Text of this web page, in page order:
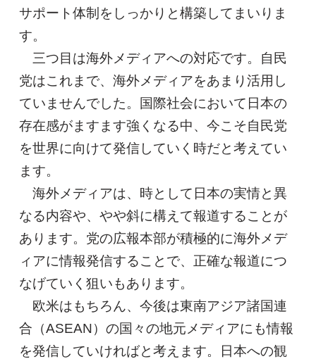
サポート体制をしっかりと構築してまいりま
す。
三つ目は海外メディアへの対応です。自民
党はこれまで、海外メディアをあまり活用し
ていませんでした。国際社会において日本の
存在感がますます強くなる中、今こそ自民党
を世界に向けて発信していく時だと考えてい
ます。
海外メディアは、時として日本の実情と異
なる内容や、やや斜に構えて報道することが
あります。党の広報本部が積極的に海外メデ
ィアに情報発信することで、正確な報道につ
なげていく狙いもあります。
欧米はもちろん、今後は東南アジア諸国連
合（ASEAN）の国々の地元メディアにも情報
を発信していければと考えます。日本への観